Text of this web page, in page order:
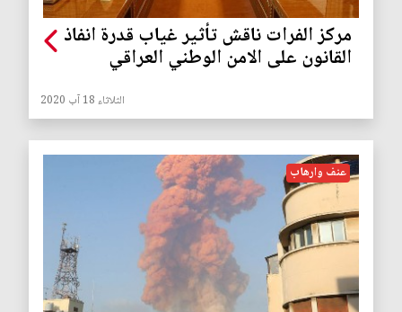
مركز الفرات ناقش تأثير غياب قدرة انفاذ
القانون على الامن الوطني العراقي
الثلاثاء 18 آب 2020
عنف وارهاب